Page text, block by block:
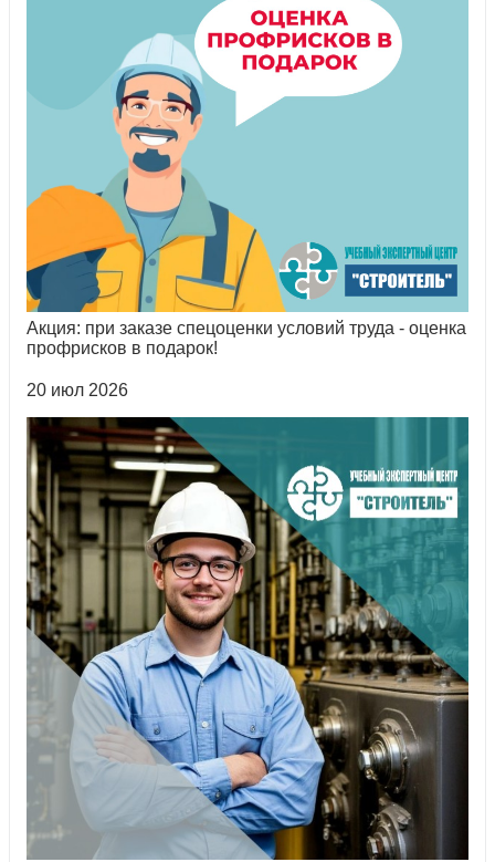
Акция: при заказе спецоценки условий труда - оценка
профрисков в подарок!
20 июл 2026